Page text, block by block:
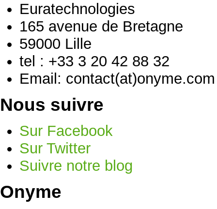
Euratechnologies
165 avenue de Bretagne
59000 Lille
tel : +33 3 20 42 88 32
Email: contact(at)onyme.com
Nous suivre
Sur Facebook
Sur Twitter
Suivre notre blog
Onyme